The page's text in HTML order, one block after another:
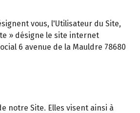
vous, l'Utilisateur du Site,
» désigne le site internet
6 avenue de la Mauldre 78680
notre Site. Elles visent ainsi à